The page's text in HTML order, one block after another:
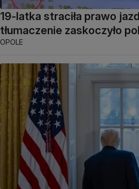
19-latka straciła prawo
tłumaczenie zaskoczyło
OPOLE